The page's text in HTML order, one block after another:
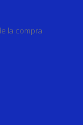
la compra